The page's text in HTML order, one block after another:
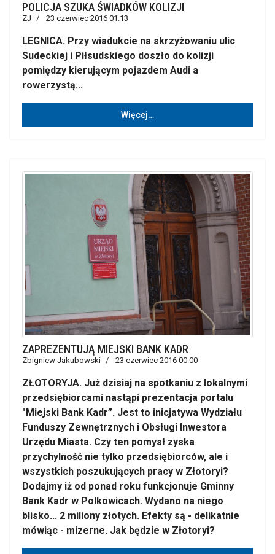
POLICJA SZUKA ŚWIADKÓW KOLIZJI
ZJ 23 czerwiec 2016 01:13
LEGNICA. Przy wiadukcie na skrzyżowaniu ulic
Sudeckiej i Piłsudskiego doszło do kolizji
pomiędzy kierującym pojazdem Audi a
rowerzystą...
Więcej…
ZAPREZENTUJĄ MIEJSKI BANK KADR
Zbigniew Jakubowski 23 czerwiec 2016 00:00
ZŁOTORYJA. Już dzisiaj na spotkaniu z lokalnymi
przedsiębiorcami nastąpi prezentacja portalu
"Miejski Bank Kadr”. Jest to inicjatywa Wydziału
Funduszy Zewnętrznych i Obsługi Inwestora
Urzędu Miasta. Czy ten pomysł zyska
przychylność nie tylko przedsiębiorców, ale i
wszystkich poszukujących pracy w Złotoryi?
Dodajmy iż od ponad roku funkcjonuje Gminny
Bank Kadr w Polkowicach. Wydano na niego
blisko... 2 miliony złotych. Efekty są - delikatnie
mówiąc - mizerne. Jak będzie w Złotoryi?